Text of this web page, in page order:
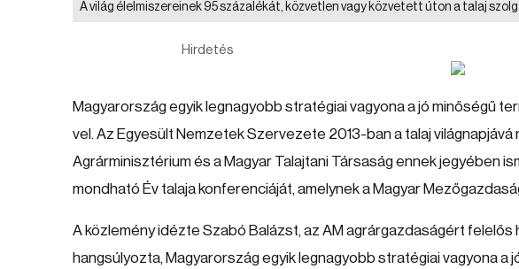
A világ élelmiszereinek 95 százalékát, közvetlen vagy közvetett úton a talaj
Hirdetés
Magyarország egyik legnagyobb stratégiai vagyona a jó minőségű
vel. Az Egyesült Nemzetek Szervezete 2013-ban a talaj
Agrárminisztérium és a Magyar Talajtani Társaság ennek jegyében
mondható Év talaja konferenciáját, amelynek a Magyar
A közlemény idézte Szabó Balázst, az AM agrárgazdaságért
hangsúlyozta, Magyarország egyik legnagyobb stratégiai vagyona